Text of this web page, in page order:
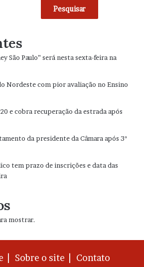
Pesquisar
São Paulo” será nesta sexta-feira na
Nordeste com pior avaliação no Ensino
e cobra recuperação da estrada após
da presidente da Câmara após 3ª
tem prazo de inscrições e data das
mostrar.
| Sobre o site | Contato